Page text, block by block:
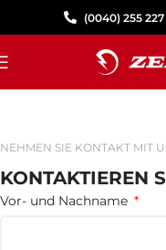
(0040) 255
NEHMEN SIE KONTAKT MIT
KONTAKTIEREN
Vor- und Nachname